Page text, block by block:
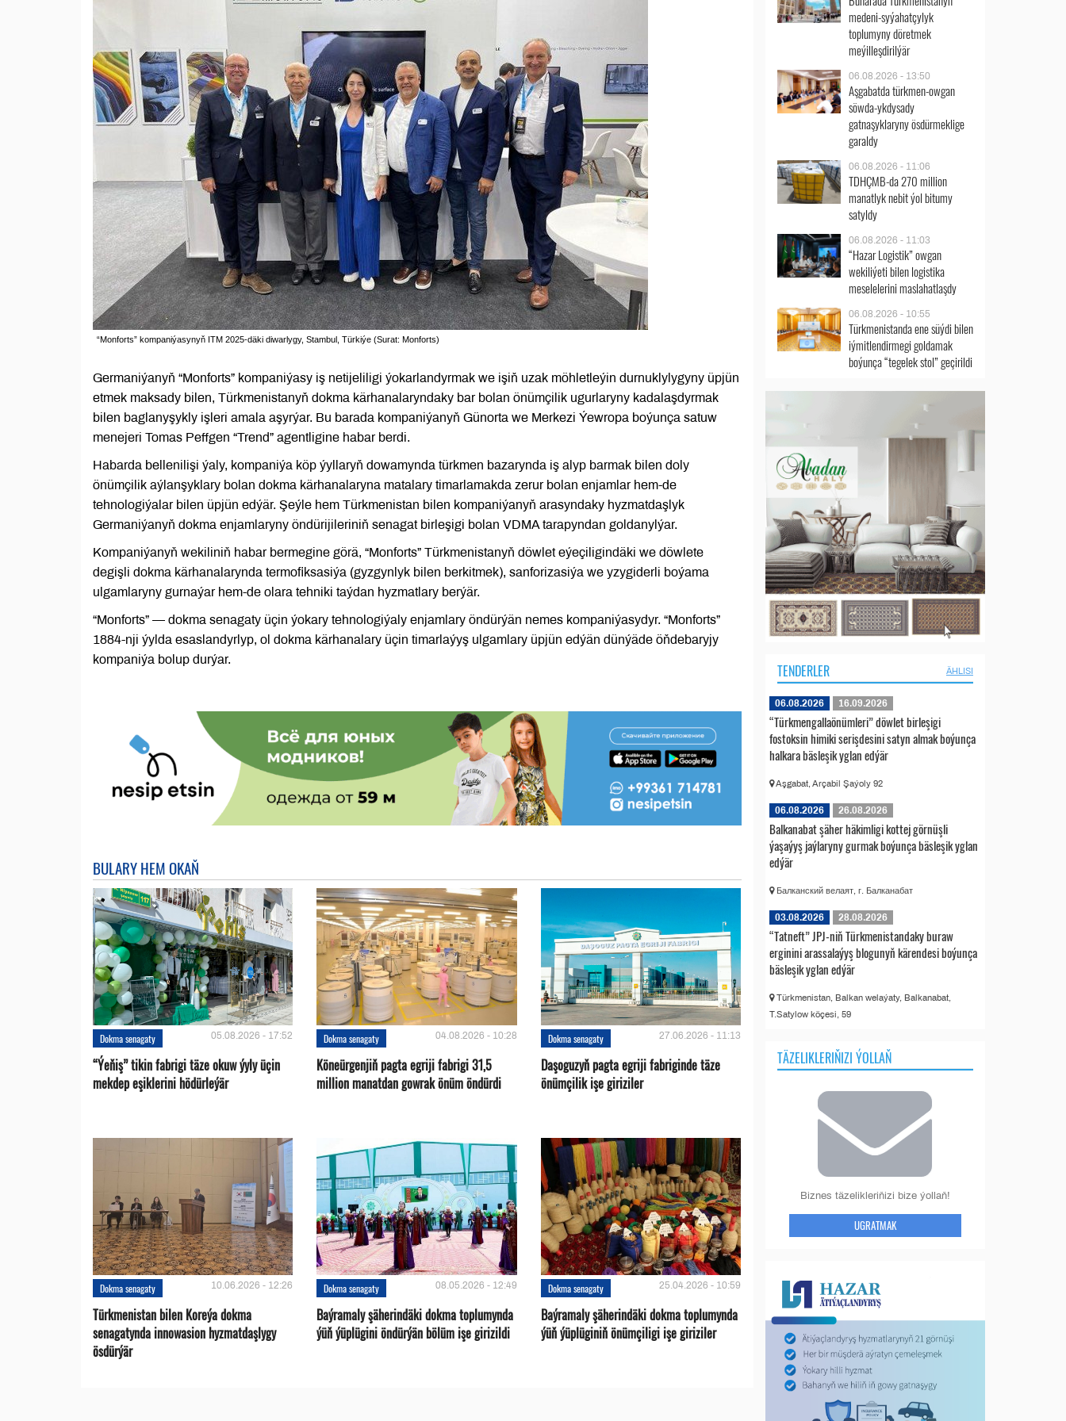
“Monforts” kompaniýasynyň ITM 2025-däki diwarlygy, Stambul, Türkiýe (Surat: Monforts)
Germaniýanyň “Monforts” kompaniýasy iş netijeliligi ýokarlandyrmak we işiň uzak möhletleýin durnuklylygyny üpjün
etmek maksady bilen, Türkmenistanyň dokma kärhanalaryndaky bar bolan önümçilik ugurlaryny kadalaşdyrmak
bilen baglanyşykly işleri amala aşyrýar. Bu barada kompaniýanyň Günorta we Merkezi Ýewropa boýunça satuw
menejeri Tomas Peffgen “Trend” agentligine habar berdi.
Habarda bellenilişi ýaly, kompaniýa köp ýyllaryň dowamynda türkmen bazarynda iş alyp barmak bilen doly
önümçilik aýlanşyklary bolan dokma kärhanalaryna matalary timarlamakda zerur bolan enjamlar hem-de
tehnologiýalar bilen üpjün edýär. Şeýle hem Türkmenistan bilen kompaniýanyň arasyndaky hyzmatdaşlyk
Germaniýanyň dokma enjamlaryny öndürijileriniň senagat birleşigi bolan VDMA tarapyndan goldanylýar.
Kompaniýanyň wekiliniň habar bermegine görä, “Monforts” Türkmenistanyň döwlet eýeçiligindäki we döwlete
degişli dokma kärhanalarynda termofiksasiýa (gyzgynlyk bilen berkitmek), sanforizasiýa we yzygiderli boýama
ulgamlaryny gurnaýar hem-de olara tehniki taýdan hyzmatlary berýär.
“Monforts” — dokma senagaty üçin ýokary tehnologiýaly enjamlary öndürýän nemes kompaniýasydyr. “Monforts”
1884-nji ýylda esaslandyrlyp, ol dokma kärhanalary üçin timarlaýyş ulgamlary üpjün edýän dünýäde öňdebaryjy
kompaniýa bolup durýar.
BULARY HEM OKAŇ
Dokma senagaty 05.08.2026 - 17:52
“Ýeňiş” tikin fabrigi täze okuw ýyly üçin
mekdep eşiklerini hödürleýär
Dokma senagaty 04.08.2026 - 10:28
Köneürgenjiň pagta egriji fabrigi 31,5
million manatdan gowrak önüm öndürdi
Dokma senagaty 27.06.2026 - 11:13
Daşoguzyň pagta egriji fabriginde täze
önümçilik işe giriziler
Dokma senagaty 10.06.2026 - 12:26
Türkmenistan bilen Koreýa dokma
senagatynda innowasion hyzmatdaşlygy
ösdürýär
Dokma senagaty 08.05.2026 - 12:49
Baýramaly şäherindäki dokma toplumynda
ýüň ýüplügini öndürýän bölüm işe girizildi
Dokma senagaty 25.04.2026 - 10:59
Baýramaly şäherindäki dokma toplumynda
ýüň ýüplüginiň önümçiligi işe giriziler
medeni-syýahatçylyk
toplumyny döretmek
meýilleşdirilýär
06.08.2026 - 13:50
Aşgabatda türkmen-owgan
söwda-ykdysady
gatnaşyklaryny ösdürmeklige
garaldy
06.08.2026 - 11:06
TDHÇMB-da 270 million
manatlyk nebit ýol bitumy
satyldy
06.08.2026 - 11:03
“Hazar Logistik” owgan
wekiliýeti bilen logistika
meselelerini maslahatlaşdy
06.08.2026 - 10:55
Türkmenistanda ene süýdi bilen
iýmitlendirmegi goldamak
boýunça “tegelek stol” geçirildi
TENDERLER ÄHLISI
06.08.2026 16.09.2026
“Türkmengallaönümleri” döwlet birleşigi
fostoksin himiki serişdesini satyn almak boýunça
halkara bäsleşik yglan edýär
Aşgabat, Arçabil Şaýoly 92
06.08.2026 26.08.2026
Balkanabat şäher häkimligi kottej görnüşli
ýaşaýyş jaýlaryny gurmak boýunça bäsleşik yglan
edýär
Балканский велаят, г. Балканабат
03.08.2026 28.08.2026
“Tatneft” JPJ-niň Türkmenistandaky buraw
erginini arassalaýyş blogunyň kärendesi boýunça
bäsleşik yglan edýär
Türkmenistan, Balkan welaýaty, Balkanabat,
T.Satylow köçesi, 59
TÄZELIKLERIŇIZI ÝOLLAŇ
Biznes täzelikleriňizi bize ýollaň!
UGRATMAK